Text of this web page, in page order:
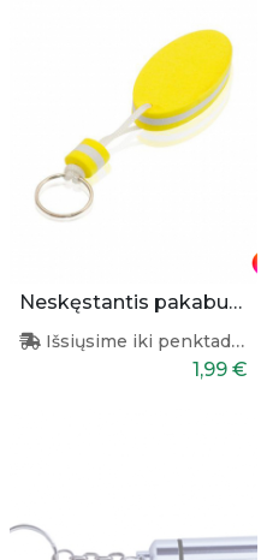
Neskęstantis pakabukas
Išsiųsime iki penktadienio
1,99 €